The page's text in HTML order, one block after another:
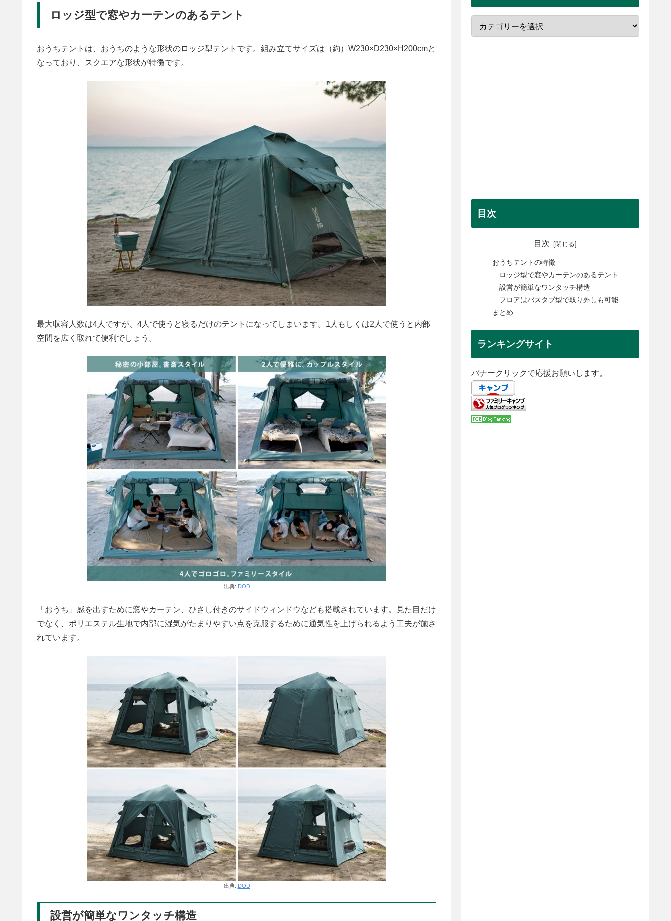
ロッジ型で窓やカーテンのあるテント
おうちテントは、おうちのような形状のロッジ型テントです。組み立てサイズは（約）W230×D230×H200cmと
なっており、スクエアな形状が特徴です。
最大収容人数は4人ですが、4人で使うと寝るだけのテントになってしまいます。1人もしくは2人で使うと内部
空間を広く取れて便利でしょう。
出典: DOD
「おうち」感を出すために窓やカーテン、ひさし付きのサイドウィンドウなども搭載されています。見た目だけ
でなく、ポリエステル生地で内部に湿気がたまりやすい点を克服するために通気性を上げられるよう工夫が施さ
れています。
出典: DOD
設営が簡単なワンタッチ構造
目次
目次
おうちテントの特徴
ロッジ型で窓やカーテンのあるテント
設営が簡単なワンタッチ構造
フロアはバスタブ型で取り外しも可能
まとめ
ランキングサイト
バナークリックで応援お願いします。